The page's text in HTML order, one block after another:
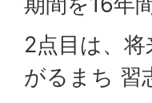
2点目は、
がるまち 習